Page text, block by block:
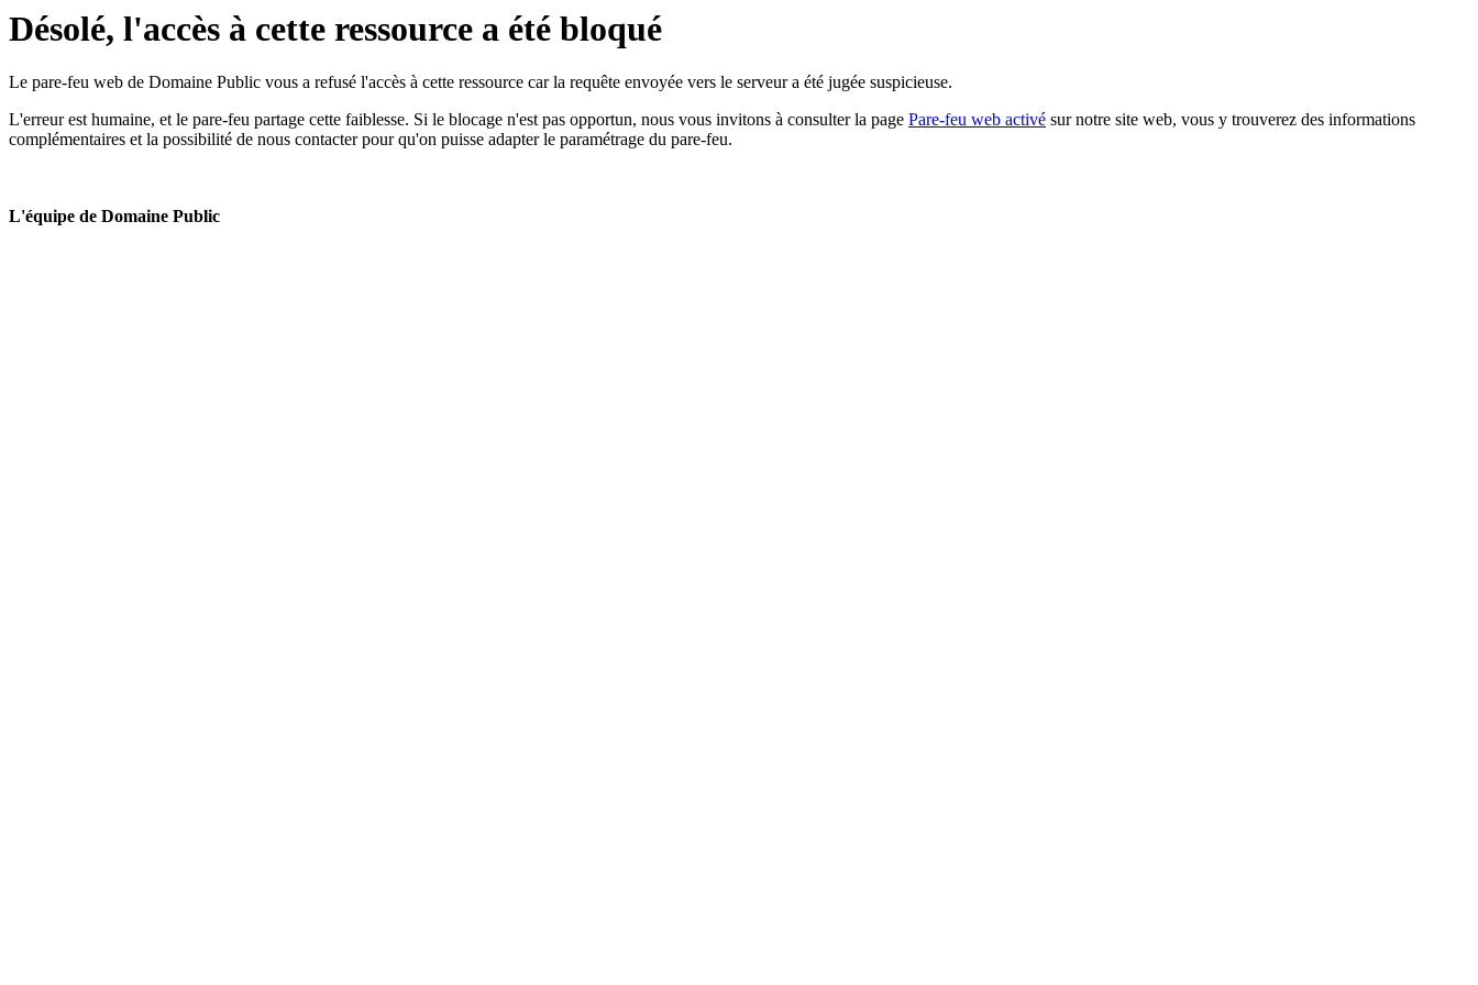
Désolé, l'accès à cette ressource a été bloqué
Le pare-feu web de Domaine Public vous a refusé l'accès à cette ressource car la requête envoyée vers le serveur a été jugée suspicieuse.
L'erreur est humaine, et le pare-feu partage cette faiblesse. Si le blocage n'est pas opportun, nous vous invitons à consulter la page Pare-feu web activé sur notre site web, vous y trouverez des informations
complémentaires et la possibilité de nous contacter pour qu'on puisse adapter le paramétrage du pare-feu.
L'équipe de Domaine Public